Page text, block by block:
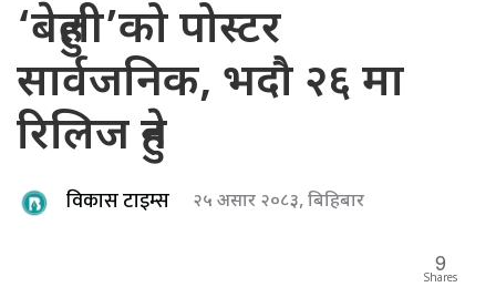
‘बेहुली’को पोस्टर
सार्वजनिक, भदौ २६ मा
रिलिज हुने
विकास टाइम्स २५ असार २०८३, बिहिबार
9
Shares